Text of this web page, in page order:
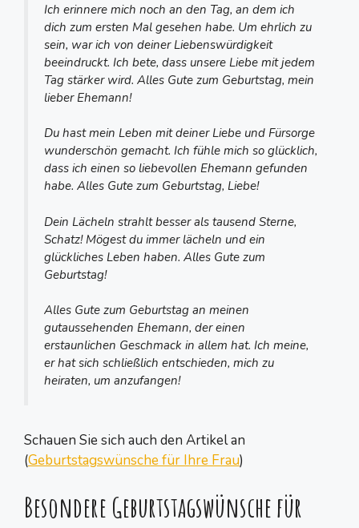
Ich erinnere mich noch an den Tag, an dem ich
dich zum ersten Mal gesehen habe. Um ehrlich zu
sein, war ich von deiner Liebenswürdigkeit
beeindruckt. Ich bete, dass unsere Liebe mit jedem
Tag stärker wird. Alles Gute zum Geburtstag, mein
lieber Ehemann!
Du hast mein Leben mit deiner Liebe und Fürsorge
wunderschön gemacht. Ich fühle mich so glücklich,
dass ich einen so liebevollen Ehemann gefunden
habe. Alles Gute zum Geburtstag, Liebe!
Dein Lächeln strahlt besser als tausend Sterne,
Schatz! Mögest du immer lächeln und ein
glückliches Leben haben. Alles Gute zum
Geburtstag!
Alles Gute zum Geburtstag an meinen
gutaussehenden Ehemann, der einen
erstaunlichen Geschmack in allem hat. Ich meine,
er hat sich schließlich entschieden, mich zu
heiraten, um anzufangen!
Schauen Sie sich auch den Artikel an
(Geburtstagswünsche für Ihre Frau)
Besondere Geburtstagswünsche für